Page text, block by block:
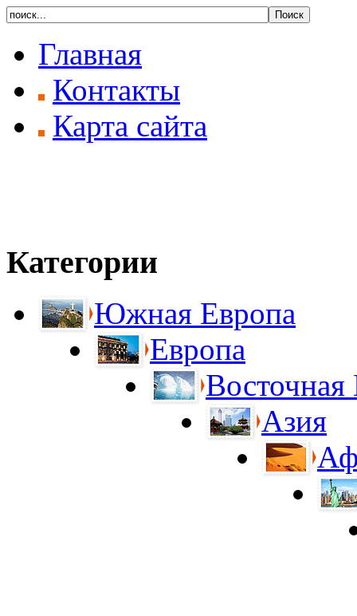
Главная
Контакты
Карта сайта
Категории
Южная Европа
Европа
Восточная
Азия